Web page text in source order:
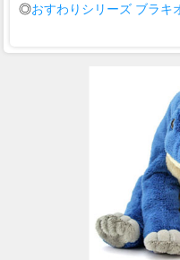
◎おすわりシリーズ ブラ